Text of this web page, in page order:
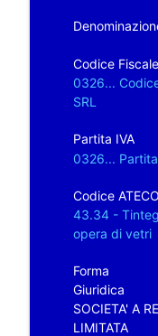
Codice Fiscale
0326...
SRL
Partita IVA
0326... Partita
Codice ATECO
43.34 -
opera di vetri
Forma
Giuridica
SOCIETA' A
LIMITATA